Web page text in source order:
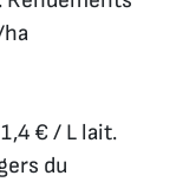
ha
€ / L lait.
du